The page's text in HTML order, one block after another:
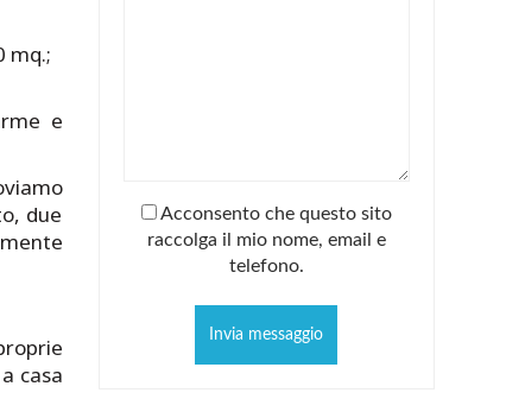
mq.;
e
due
casa
Acconsento che questo sito
raccolga il mio nome, email e
telefono.
Invia messaggio